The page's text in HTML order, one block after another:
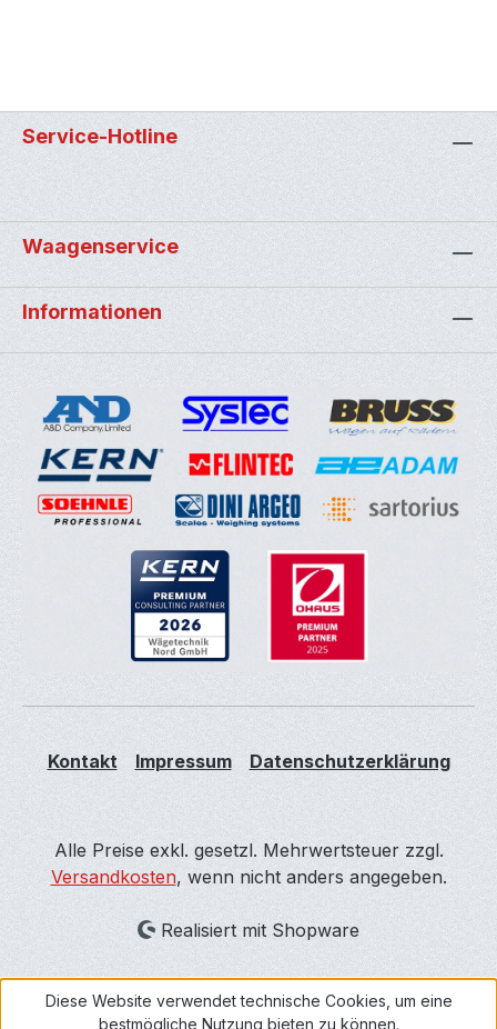
Service-Hotline
Waagenservice
Informationen
Kontakt Impressum Datenschutzerklärung
Alle Preise exkl. gesetzl. Mehrwertsteuer zzgl.
Versandkosten, wenn nicht anders angegeben.
Realisiert mit Shopware
Diese Website verwendet technische Cookies, um eine
bestmögliche Nutzung bieten zu können.